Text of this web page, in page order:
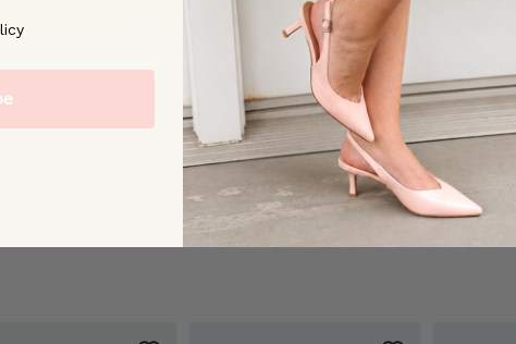
Write a review
[Privacy Policy]